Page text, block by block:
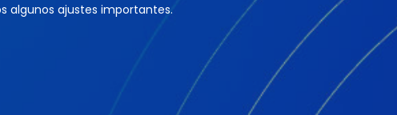
algunos ajustes importantes.